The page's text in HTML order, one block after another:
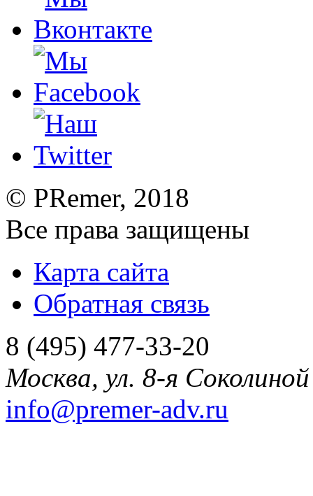
© PRemer, 2018
Все права защищены
Карта сайта
Обратная связь
8 (495) 477-33-20
Москва, ул. 8-я
info@premer-adv.ru